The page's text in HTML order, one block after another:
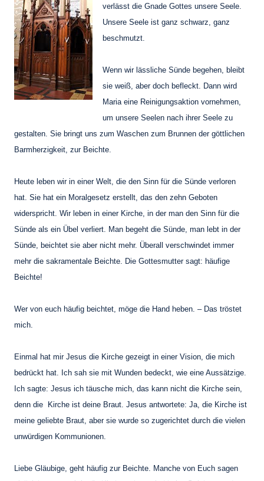
verlässt die Gnade Gottes unsere Seele.
Unsere Seele ist ganz schwarz, ganz
beschmutzt.
Wenn wir lässliche Sünde begehen, bleibt
sie weiß, aber doch befleckt. Dann wird
Maria eine Reinigungsaktion vornehmen,
um unsere Seelen nach ihrer Seele zu
gestalten. Sie bringt uns zum Waschen zum Brunnen der göttlichen
Barmherzigkeit, zur Beichte.
Heute leben wir in einer Welt, die den Sinn für die Sünde verloren
hat. Sie hat ein Moralgesetz erstellt, das den zehn Geboten
widerspricht. Wir leben in einer Kirche, in der man den Sinn für die
Sünde als ein Übel verliert. Man begeht die Sünde, man lebt in der
Sünde, beichtet sie aber nicht mehr. Überall verschwindet immer
mehr die sakramentale Beichte. Die Gottesmutter sagt: häufige
Beichte!
Wer von euch häufig beichtet, möge die Hand heben. – Das tröstet
mich.
Einmal hat mir Jesus die Kirche gezeigt in einer Vision, die mich
bedrückt hat. Ich sah sie mit Wunden bedeckt, wie eine Aussätzige.
Ich sagte: Jesus ich täusche mich, das kann nicht die Kirche sein,
denn die Kirche ist deine Braut. Jesus antwortete: Ja, die Kirche ist
meine geliebte Braut, aber sie wurde so zugerichtet durch die vielen
unwürdigen Kommunionen.
Liebe Gläubige, geht häufig zur Beichte. Manche von Euch sagen